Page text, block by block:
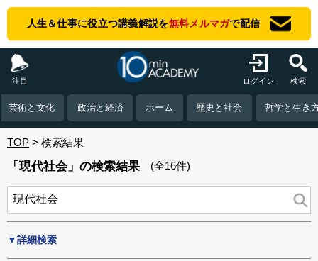
人生＆仕事に役立つ講義解説を無料メルマガで配信
注目 ログイン 検索
芸術と文化 政治と経済 ホーム 歴史と社会 哲学と生き
TOP 検索結果
「現代社会」の検索結果 (全16件)
▼詳細検索